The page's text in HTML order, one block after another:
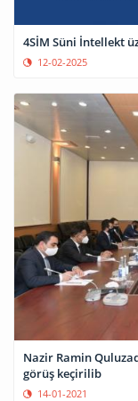
4SİM Süni
12-02-2025
Nazir Ramin
görüş keçirilib
14-01-2021